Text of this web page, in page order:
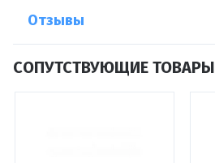
Отзывы
СОПУТСТВУЮЩИЕ ТОВАРЫ